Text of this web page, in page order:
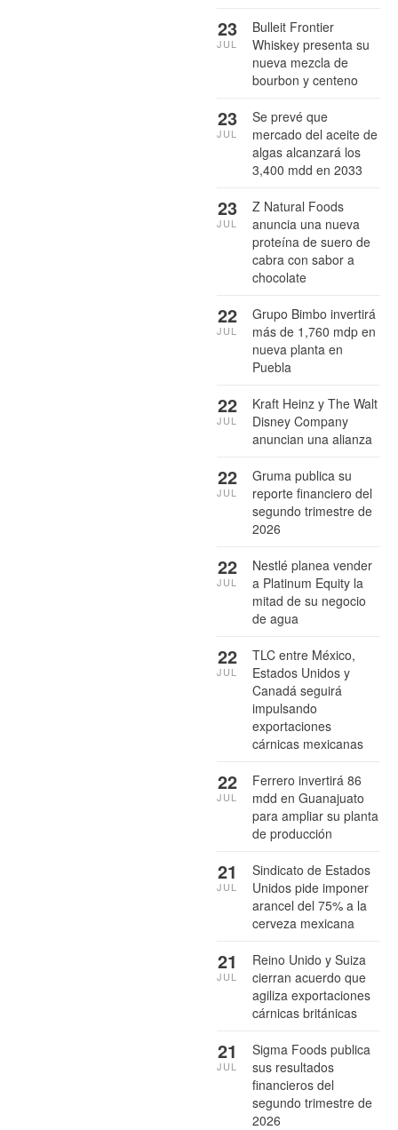
Bulleit Frontier
Whiskey presenta su
nueva mezcla de
bourbon y centeno
23
JUL
Se prevé que
mercado del aceite de
algas alcanzará los
3,400 mdd en 2033
23
JUL
Z Natural Foods
anuncia una nueva
proteína de suero de
cabra con sabor a
chocolate
23
JUL
Grupo Bimbo invertirá
más de 1,760 mdp en
nueva planta en
Puebla
22
JUL
Kraft Heinz y The Walt
Disney Company
anuncian una alianza
22
JUL
Gruma publica su
reporte financiero del
segundo trimestre de
2026
22
JUL
Nestlé planea vender
a Platinum Equity la
mitad de su negocio
de agua
22
JUL
TLC entre México,
Estados Unidos y
Canadá seguirá
impulsando
exportaciones
cárnicas mexicanas
22
JUL
Ferrero invertirá 86
mdd en Guanajuato
para ampliar su planta
de producción
22
JUL
Sindicato de Estados
Unidos pide imponer
arancel del 75% a la
cerveza mexicana
21
JUL
Reino Unido y Suiza
cierran acuerdo que
agiliza exportaciones
cárnicas británicas
21
JUL
Sigma Foods publica
sus resultados
financieros del
segundo trimestre de
2026
21
JUL